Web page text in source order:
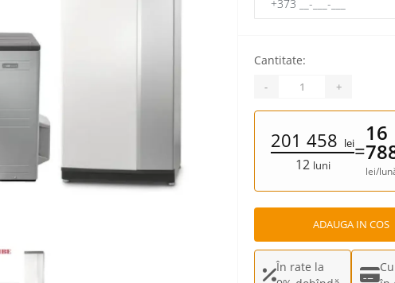
Cantitate:
- +
201 458 lei
12 luni
=
16
lei/
ADAUGA IN COS
În rate la